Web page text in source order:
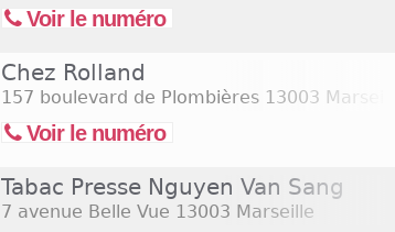
Voir le numéro
Chez Rolland
157 boulevard de Plombières 13003 Marseille
Voir le numéro
Tabac Presse Nguyen Van Sang
7 avenue Belle Vue 13003 Marseille